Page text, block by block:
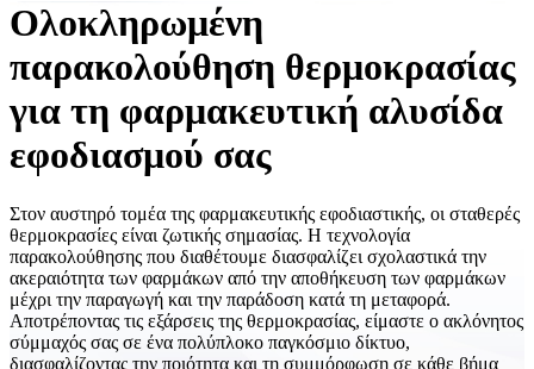
Ολοκληρωμένη
παρακολούθηση θερμοκρασίας
για τη φαρμακευτική αλυσίδα
εφοδιασμού σας
Στον αυστηρό τομέα της φαρμακευτικής εφοδιαστικής, οι σταθερές
θερμοκρασίες είναι ζωτικής σημασίας. Η τεχνολογία
παρακολούθησης που διαθέτουμε διασφαλίζει σχολαστικά την
ακεραιότητα των φαρμάκων από την αποθήκευση των φαρμάκων
μέχρι την παραγωγή και την παράδοση κατά τη μεταφορά.
Αποτρέποντας τις εξάρσεις της θερμοκρασίας, είμαστε ο ακλόνητος
σύμμαχός σας σε ένα πολύπλοκο παγκόσμιο δίκτυο,
διασφαλίζοντας την ποιότητα και τη συμμόρφωση σε κάθε βήμα